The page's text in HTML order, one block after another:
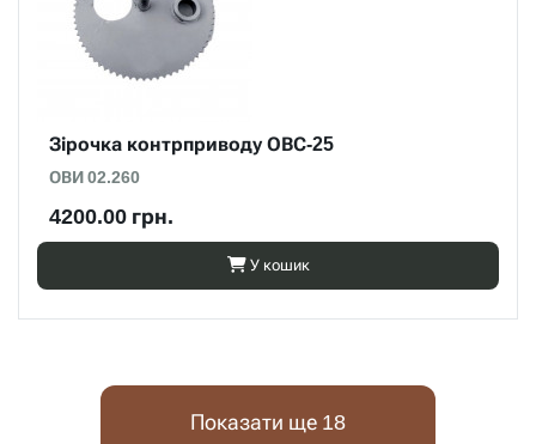
Зірочка контрприводу ОВС-25
ОВИ 02.260
4200.00 грн.
У кошик
Показати ще 18